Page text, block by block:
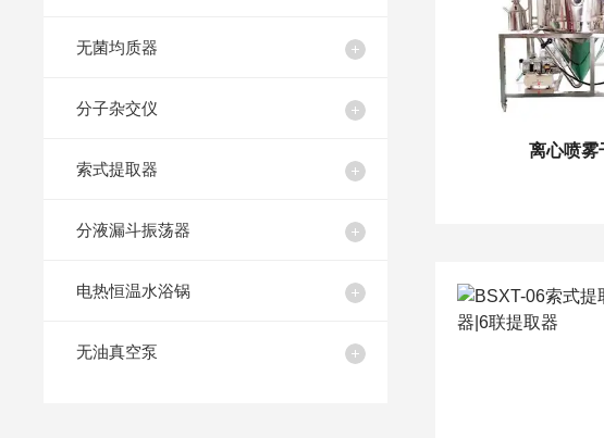
无菌均质器
分子杂交仪
索式提取器
分液漏斗振荡器
电热恒温水浴锅
无油真空泵
离心喷雾